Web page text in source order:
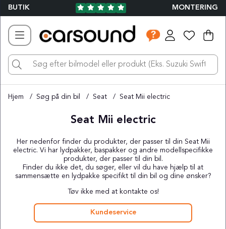
BUTIK MONTERING
.
Hjem Søg på din bil Seat Seat Mii electric
Seat Mii electric
Her nedenfor finder du produkter, der passer til din Seat Mii
electric. Vi har lydpakker, baspakker og andre modellspecifikke
produkter, der passer til din bil.
Finder du ikke det, du søger, eller vil du have hjælp til at
sammensætte en lydpakke specifikt til din bil og dine ønsker?
Tøv ikke med at kontakte os!
Kundeservice